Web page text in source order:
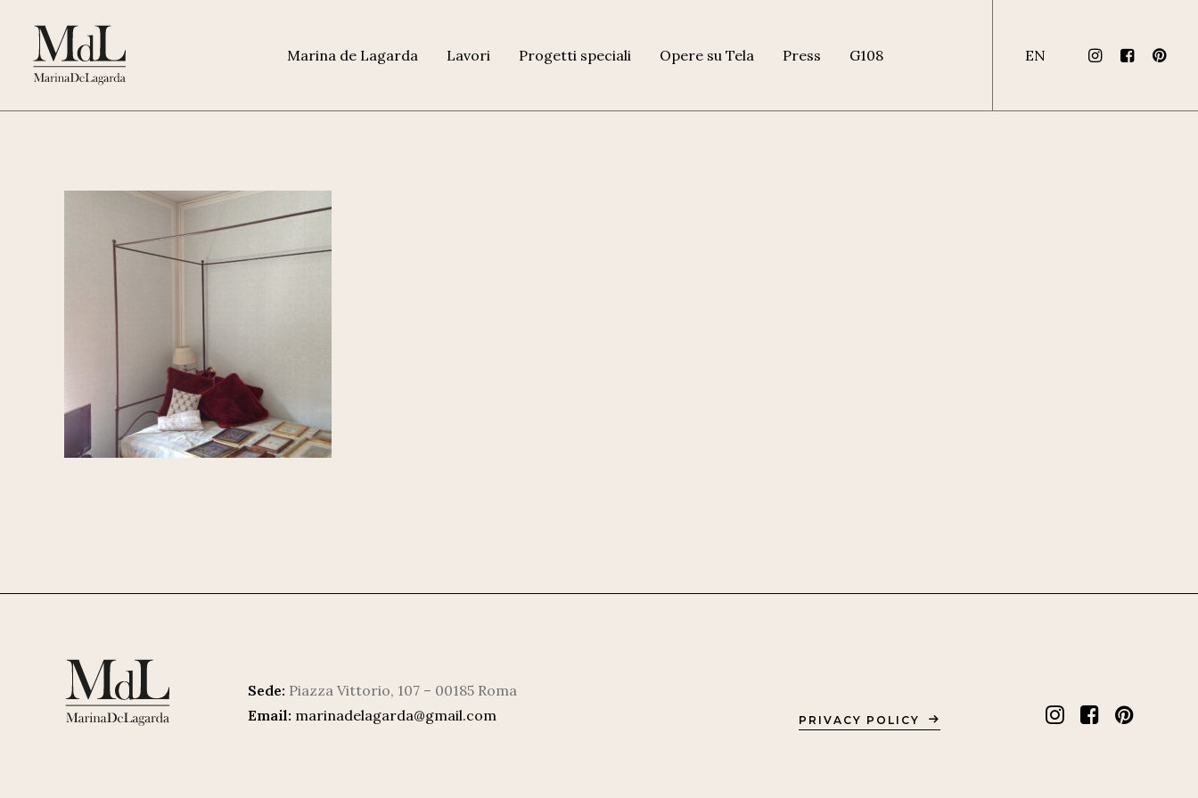
Marina de Lagarda Lavori Progetti speciali Opere su Tela Press G108 EN
Sede: Piazza Vittorio, 107 – 00185 Roma
Email: marinadelagarda@gmail.com PRIVACY POLICY